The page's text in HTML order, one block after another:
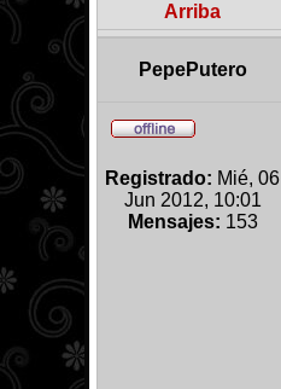
Arriba
PepePutero
Registrado: Mié, 06
Jun 2012, 10:01
Mensajes: 153